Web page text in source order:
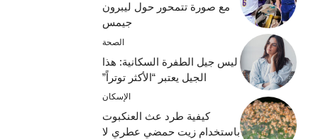
مع صورة تتمحور حول ليبرون
جيمس
الصحة
ليس جيل الطفرة السكانية: هذا
الجيل يعتبر “الأكثر توتراً”
الإسكان
كيفية طرد عث العنكبوت
باستخدام زيت حمضي عطري لا